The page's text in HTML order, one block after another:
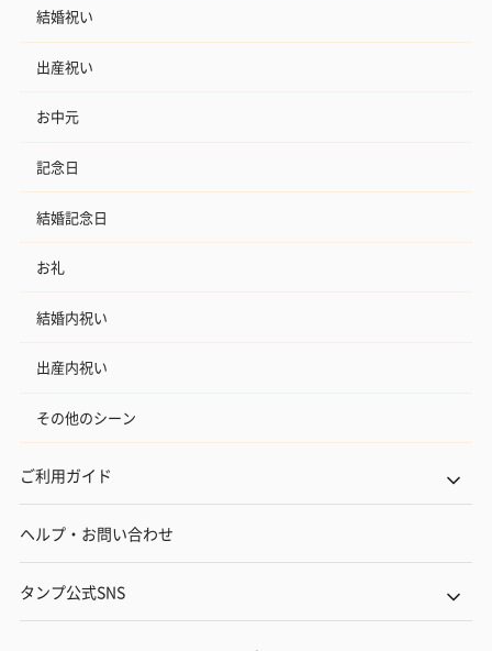
結婚祝い
出産祝い
お中元
記念日
結婚記念日
お礼
結婚内祝い
出産内祝い
その他のシーン
ご利用ガイド
ヘルプ・お問い合わせ
タンプ公式SNS